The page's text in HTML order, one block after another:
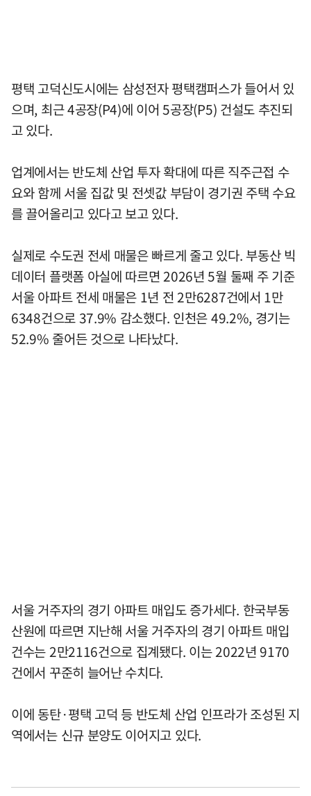
평택 고덕신도시에는 삼성전자 평택캠퍼스가 들어서 있
으며, 최근 4공장(P4)에 이어 5공장(P5) 건설도 추진되
고 있다.
업계에서는 반도체 산업 투자 확대에 따른 직주근접 수
요와 함께 서울 집값 및 전셋값 부담이 경기권 주택 수요
를 끌어올리고 있다고 보고 있다.
실제로 수도권 전세 매물은 빠르게 줄고 있다. 부동산 빅
데이터 플랫폼 아실에 따르면 2026년 5월 둘째 주 기준
서울 아파트 전세 매물은 1년 전 2만6287건에서 1만
6348건으로 37.9% 감소했다. 인천은 49.2%, 경기는
52.9% 줄어든 것으로 나타났다.
서울 거주자의 경기 아파트 매입도 증가세다. 한국부동
산원에 따르면 지난해 서울 거주자의 경기 아파트 매입
건수는 2만2116건으로 집계됐다. 이는 2022년 9170
건에서 꾸준히 늘어난 수치다.
이에 동탄·평택 고덕 등 반도체 산업 인프라가 조성된 지
역에서는 신규 분양도 이어지고 있다.